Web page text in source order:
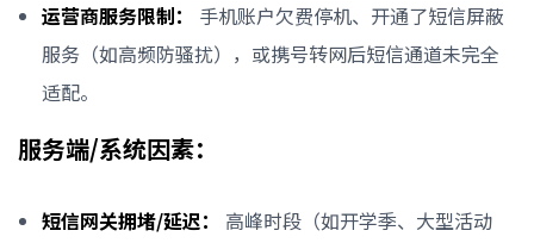
运营商服务限制：
手机账户欠费停机、开通了短信屏蔽
服务（如高频防骚扰），或携号转网后短信通道未完全
适配。
服务端/系统因素：
短信网关拥堵/延迟：
高峰时段（如开学季、大型活动